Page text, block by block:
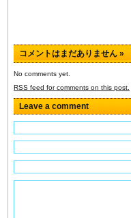
コメントはまだありません »
No comments yet.
RSS feed for comments on this post.
Leave a comment